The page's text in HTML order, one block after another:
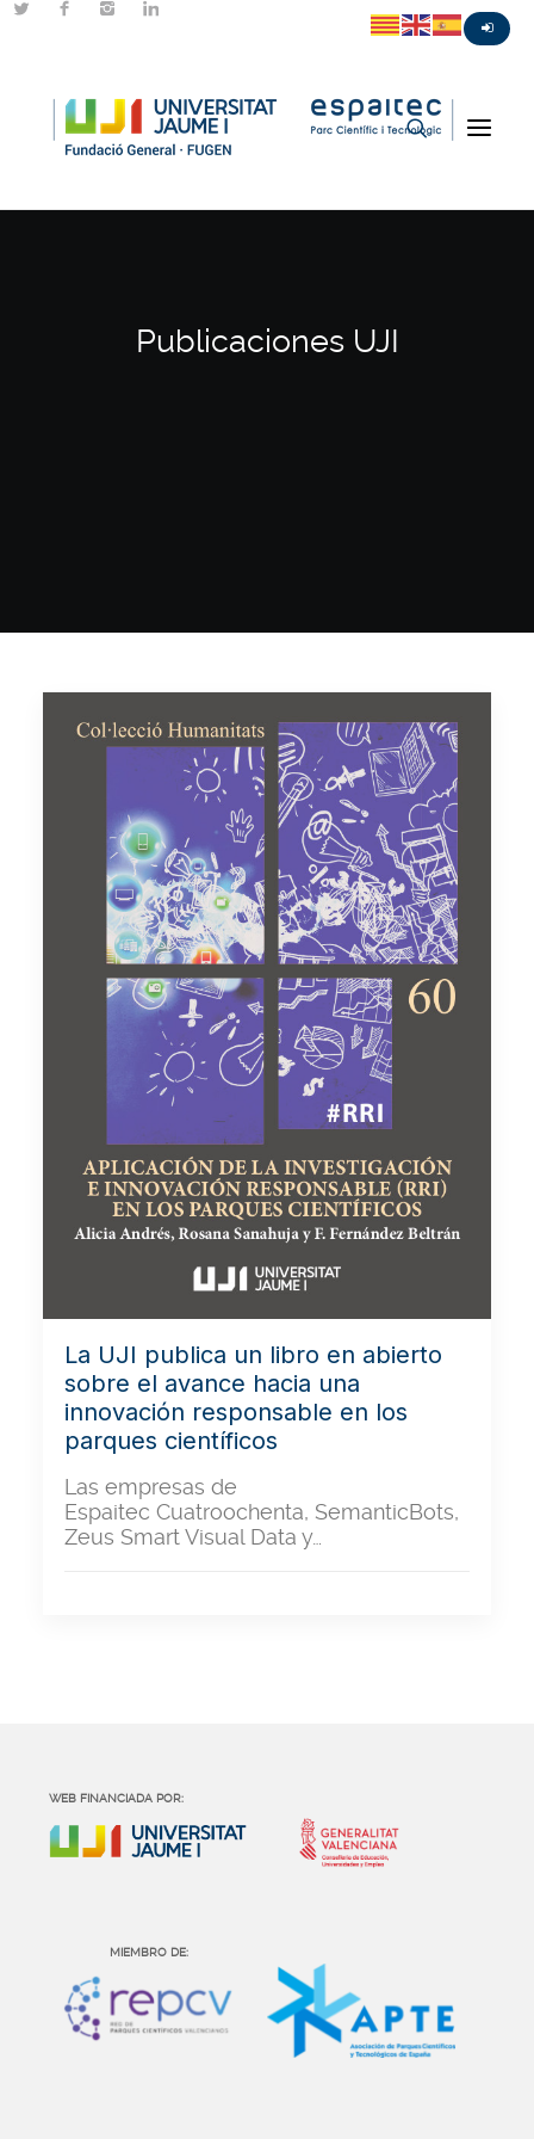
Publicaciones UJI
La UJI publica un libro en abierto
sobre el avance hacia una
innovación responsable en los
parques científicos
Las empresas de
Espaitec Cuatroochenta, SemanticBots,
Zeus Smart Visual Data y…
WEB FINANCIADA POR:
MIEMBRO DE: